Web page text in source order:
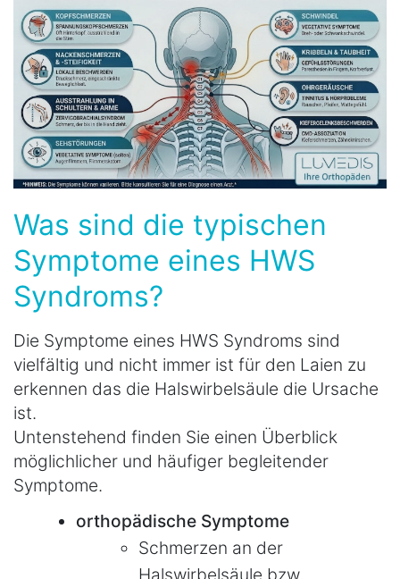
Was sind die typischen
Symptome eines HWS
Syndroms?
Die Symptome eines HWS Syndroms sind
vielfältig und nicht immer ist für den Laien zu
erkennen das die Halswirbelsäule die Ursache
ist.
Untenstehend finden Sie einen Überblick
möglichlicher und häufiger begleitender
Symptome.
orthopädische Symptome
Schmerzen an der
Halswirbelsäule bzw.